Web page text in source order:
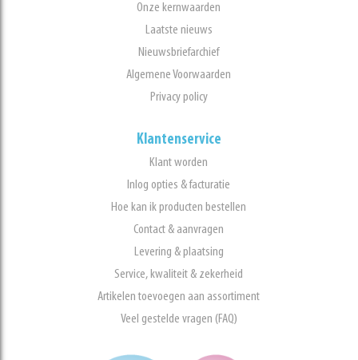
Onze kernwaarden
Laatste nieuws
Nieuwsbriefarchief
Algemene Voorwaarden
Privacy policy
Klantenservice
Klant worden
Inlog opties & facturatie
Hoe kan ik producten bestellen
Contact & aanvragen
Levering & plaatsing
Service, kwaliteit & zekerheid
Artikelen toevoegen aan assortiment
Veel gestelde vragen (FAQ)